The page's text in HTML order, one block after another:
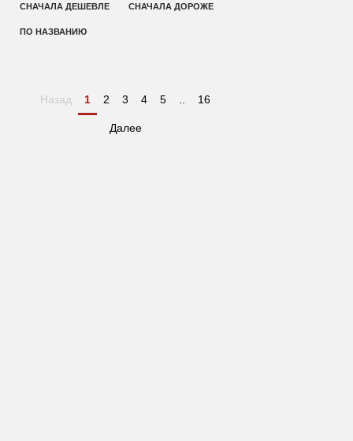
СНАЧАЛА ДЕШЕВЛЕ СНАЧАЛА ДОРОЖЕ
ПО НАЗВАНИЮ
Назад 1 2 3 4 5 16
Далее